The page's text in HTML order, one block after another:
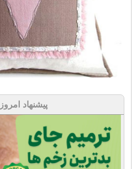
پیشنهاد امروز